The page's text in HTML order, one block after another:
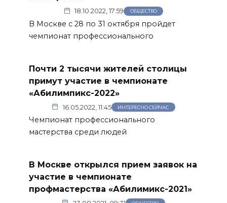
18.10.2022, 17:59 ОБЩЕСТВО
В Москве с 28 по 31 октября пройдет
чемпионат профессионального
Почти 2 тысячи жителей столицы
примут участие в чемпионате
«Абилимпикс-2022»
16.05.2022, 11:45 ИНТЕРЕСНО СЕЙЧАС
Чемпионат профессионального
мастерства среди людей
В Москве открылся прием заявок на
участие в чемпионате
профмастерства «Абилимикс-2021»